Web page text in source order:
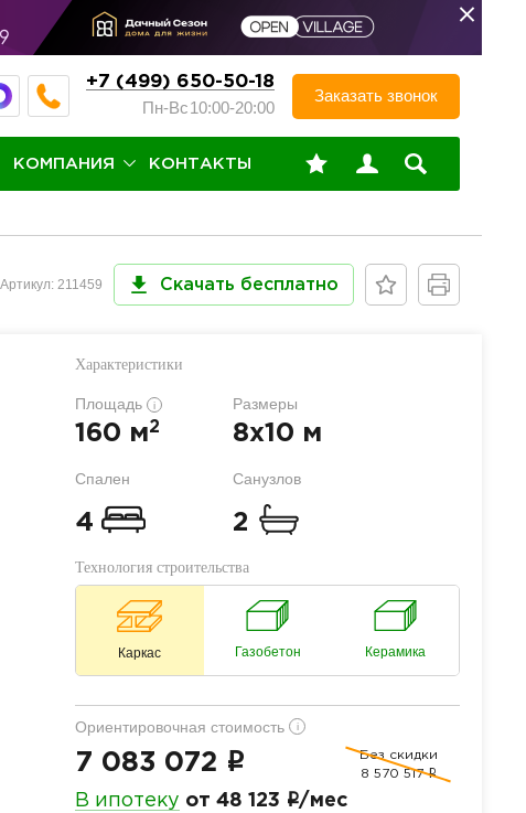
+7 (499) 650-50-18
Пн-Вс10:00-20:00
Заказать звонок
КОМПАНИЯ КОНТАКТЫ
Артикул: 211459 Скачать бесплатно
Характеристики
Площадь i
160 м2
Размеры
8x10 м
Спален
4
Санузлов
2
Технология строительства
Каркас Газобетон Керамика
Ориентировочная стоимость i
7 083 072 i
Без скидки
8 570 517 i
В ипотеку от 48 123 i/мес